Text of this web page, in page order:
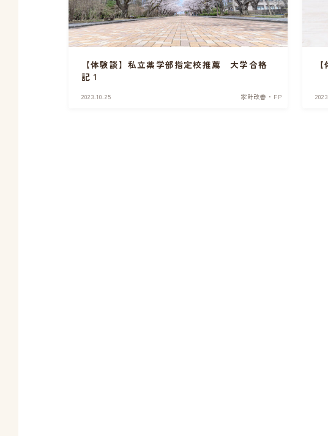
【体験談】私立薬学部指定校推薦 大学合格
記 1
2023.10.25 家計改善・FP